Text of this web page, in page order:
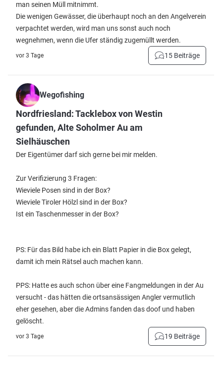
man seinen Müll mitnimmt.
Die wenigen Gewässer, die überhaupt noch an den Angelverein
verpachtet werden, wird man uns sonst auch noch
wegnehmen, wenn die Ufer ständig zugemüllt werden.
vor 3 Tage 15 Beiträge
Wegofishing
Nordfriesland: Tacklebox von Westin
gefunden, Alte Soholmer Au am
Sielhäuschen
Der Eigentümer darf sich gerne bei mir melden.
Zur Verifizierung 3 Fragen:
Wieviele Posen sind in der Box?
Wieviele Tiroler Hölzl sind in der Box?
Ist ein Taschenmesser in der Box?
PS: Für das Bild habe ich ein Blatt Papier in die Box gelegt,
damit ich mein Rätsel auch machen kann.
PPS: Hatte es auch schon über eine Fangmeldungen in der Au
versucht - das hätten die ortsansässigen Angler vermutlich
eher gesehen, aber die Admins fanden das doof und haben
gelöscht.
vor 3 Tage 19 Beiträge